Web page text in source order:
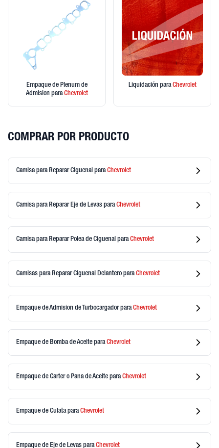
Empaque de Plenum de
Admision paraChevrolet
Liquidación paraChevrolet
COMPRAR POR PRODUCTO
Camisa para Reparar Ciguenal paraChevrolet
Camisa para Reparar Eje de Levas paraChevrolet
Camisa para Reparar Polea de Ciguenal paraChevrolet
Camisas para Reparar Ciguenal Delantero paraChevrolet
Empaque de Admision de TurbocargadorparaChevrolet
Empaque de Bomba de Aceite paraChevrolet
Empaque de Carter o Pana de Aceite paraChevrolet
Empaque de CulataparaChevrolet
Empaque de Eje de Levas paraChevrolet